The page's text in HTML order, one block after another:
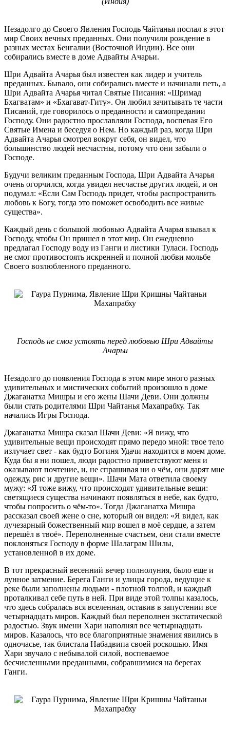
Незадолго до Своего Явления Господь Чайтанья послал в этот
мир Своих вечных преданных. Они получили рождение в
разных местах Бенгалии (Восточной Индии). Все они
собирались вместе в доме Адвайты Ачарьи.
Шри Адвайта Ачарья был известен как лидер и учитель
преданных. Бывало, они собирались вместе и начинали петь, а
Шри Адвайта Ачарья читал Святые Писания: «Шримад
Бхагватам» и «Бхагават-Гиту». Он любил зачитывать те части
Писаний, где говорилось о преданности и самопредании
Господу. Они радостно прославляли Господа, воспевая Его
Святые Имена и беседуя о Нем. Но каждый раз, когда Шри
Адвайта Ачарья смотрел вокруг себя, он видел, что
большинство людей несчастны, потому что они забыли о
Господе.
Будучи великим преданным Господа, Шри Адвайта Ачарья
очень огорчился, когда увидел несчастье других людей, и он
подумал: «Если Сам Господь придет, чтобы распространить
любовь к Богу, тогда это поможет освободить все живые
существа».
Каждый день с большой любовью Адвайта Ачарья взывал к
Господу, чтобы Он пришел в этот мир. Он ежедневно
предлагал Господу воду из Ганги и листики Туласи. Господь
не смог противостоять искренней и полной любви мольбе
Своего возлюбленного преданного.
Господь не смог устоять перед любовью Шри Адвайты
Ачарьи
Незадолго до появления Господа в этом мире много разных
удивительных и мистических событий произошло в доме
Джаганатха Мишры и его жены Шачи Деви. Они должны
были стать родителями Шри Чайтанья Махапрабху. Так
начались Игры Господа.
Джаганатха Мишра сказал Шачи Деви: «Я вижу, что
удивительные вещи происходят прямо передо мной: твое тело
излучает свет - как будто Богиня Удачи находится в моем доме.
Куда бы я ни пошел, люди радостно приветствуют меня и
оказывают почтение, и, не спрашивая ни о чём, они дарят мне
одежду, рис и другие вещи». Шачи Мата ответила своему
мужу: «Я тоже вижу, что происходят удивительные вещи:
светящиеся существа начинают появляться в небе, как будто,
чтобы попросить о чём-то». Тогда Джаганатха Мишра
рассказал своей жене о сне, который он видел: «Я видел, как
лучезарный божественный мир вошел в моё сердце, а затем
перешёл в твоё». Переполненные счастьем, они стали вместе
поклоняться Господу в форме Шалаграм Шилы,
установленной в их доме.
В тот прекрасный весенний вечер полнолуния, было еще и
лунное затмение. Берега Ганги и улицы города, ведущие к
реке были заполнены людьми - плотной толпой, и каждый
проталкивал себе путь в ней. При виде этой толпы казалось,
что здесь собралась вся вселенная, оставив в запустении все
четырнадцать миров. Каждый был переполнен экстатической
радостью. Звук имени Хари наполнял все четырнадцать
миров. Казалось, что все благоприятные знамения явились в
одночасье, так блистала Набадвипа своей роскошью. Имя
Хари звучало с небывалой силой, воспеваемое
бесчисленными преданными, собравшимися на берегах
Ганги.